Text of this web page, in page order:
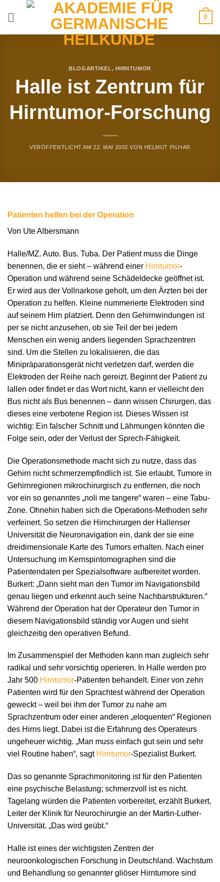
0
BLOGARTIKEL, HIRNTUMOR
Halle ist Zentrum für
Hirntumor-Forschung
VERÖFFENTLICHT AM22. MAI 2002 VON HELMUT PILHAR
Patienten helfen bei der Operation
Von Ute Albersmann
Halle/MZ. Auto. Bus. Tuba. Der Patient muss die Dinge
benennen, die er sieht – während einer Hirntumor-
Operation und während seine Schädeldecke geöffnet ist.
Er wird aus der Vollnarkose geholt, um den Ärzten bei der
Operation zu helfen. Kleine nummerierte Elektroden sind
auf seinem Hirn platziert. Denn den Gehirnwindungen ist
per se nicht anzusehen, ob sie Teil der bei jedem
Menschen ein wenig anders liegenden Sprachzentren
sind. Um die Stellen zu lokalisieren, die das
Minipräparationsgerät nicht verletzen darf, werden die
Elektroden der Reihe nach gereizt. Beginnt der Patient zu
lallen oder findet er das Wort nicht, kann er vielleicht den
Bus nicht als Bus benennen – dann wissen Chirurgen, das
dieses eine verbotene Region ist. Dieses Wissen ist
wichtig: Ein falscher Schnitt und Lähmungen könnten die
Folge sein, oder der Verlust der Sprech-Fähigkeit.
Die Operationsmethode macht sich zu nutze, dass das
Gehirn nicht schmerzempfindlich ist. Sie erlaubt, Tumore in
Gehirnregionen mikrochirurgisch zu entfernen, die noch
vor ein so genanntes „noli me tangere“ waren – eine Tabu-
Zone. Ohnehin haben sich die Operations-Methoden sehr
verfeinert. So setzen die Hirnchirurgen der Hallenser
Universität die Neuronavigation ein, dank der sie eine
dreidimensionale Karte des Tumors erhalten. Nach einer
Untersuchung im Kernspintomographen sind die
Patientendaten per Spezialsoftware aufbereitet worden.
Burkert: „Dann sieht man den Tumor im Navigationsbild
genau liegen und erkennt auch seine Nachbarstrukturen.“
Während der Operation hat der Operateur den Tumor in
diesem Navigationsbild ständig vor Augen und sieht
gleichzeitig den operativen Befund.
Im Zusammenspiel der Methoden kann man zugleich sehr
radikal und sehr vorsichtig operieren. In Halle werden pro
Jahr 500 Hirntumor-Patienten behandelt. Einer von zehn
Patienten wird für den Sprachtest während der Operation
geweckt – weil bei ihm der Tumor zu nahe am
Sprachzentrum oder einer anderen „eloquenten“ Regionen
des Hirns liegt. Dabei ist die Erfahrung des Operateurs
ungeheuer wichtig. „Man muss einfach gut sein und sehr
viel Routine haben“, sagt Hirntumor-Spezialist Burkert.
Das so genannte Sprachmonitoring ist für den Patienten
eine psychische Belastung; schmerzvoll ist es nicht.
Tagelang würden die Patienten vorbereitet, erzählt Burkert,
Leiter der Klinik für Neurochirurgie an der Martin-Luther-
Universität. „Das wird geübt.“
Halle ist eines der wichtigsten Zentren der
neuroonkologischen Forschung in Deutschland. Wachstum
und Behandlung so genannter gliöser Hirntumore sind